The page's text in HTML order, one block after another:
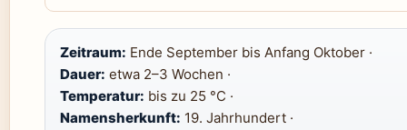
Zeitraum: Ende September bis Anfang Oktober ·
Dauer: etwa 2–3 Wochen ·
Temperatur: bis zu 25 °C ·
Namensherkunft: 19. Jahrhundert ·